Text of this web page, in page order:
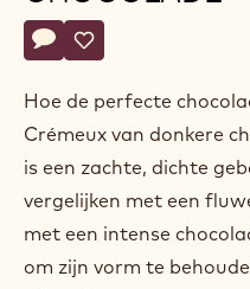
Actions
Schrijf een commentaar op
- Crémeux van donkere
Opslaan
- Crémeux van
Hoe de perfecte
Crémeux van donkere
is een zachte, dichte
vergelijken met een
met een intense
om zijn vorm te